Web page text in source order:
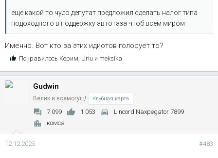
ещё какой то чудо депутат предложил сделать налог типа
подоходного в поддержку автотаза чтоб всем миром
Именно. Вот кто за этих идиотов голосует то?
С
м
:
Понравилось Керим Uriu и meksika
Gudwin
Велик и всемогущ! Клубная карта
7 099 1 053
Lincord Naxpegator 7899
комса
12.12.2025 #483